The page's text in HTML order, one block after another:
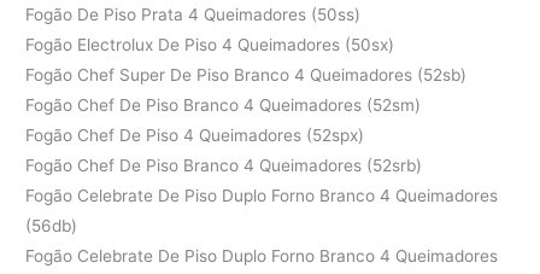
Fogão De Piso Prata 4 Queimadores (50ss)
Fogão Electrolux De Piso 4 Queimadores (50sx)
Fogão Chef Super De Piso Branco 4 Queimadores (52sb)
Fogão Chef De Piso Branco 4 Queimadores (52sm)
Fogão Chef De Piso 4 Queimadores (52spx)
Fogão Chef De Piso Branco 4 Queimadores (52srb)
Fogão Celebrate De Piso Duplo Forno Branco 4 Queimadores
(56db)
Fogão Celebrate De Piso Duplo Forno Branco 4 Queimadores